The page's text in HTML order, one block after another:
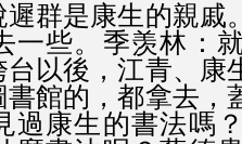
遲群是康生的親戚
一些。季羡林：
台以後，江青、康
書館的，都拿去，
過康生的書法嗎